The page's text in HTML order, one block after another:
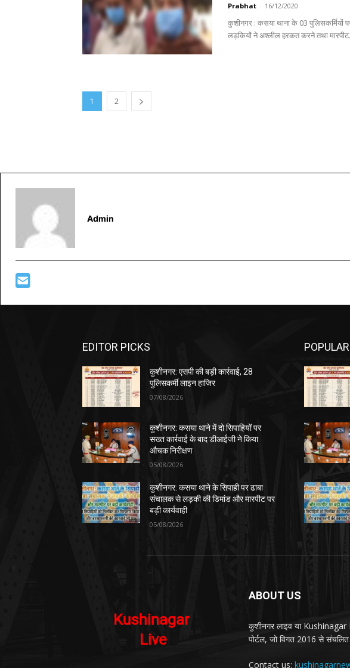
Prabhat - 16/12/2020
कुशीनगर : कसया थाना के 03
लड़कियों ने अश्लील हरकत करने तथा
1 2
Admin
EDITOR PICKS
कुशीनगर: एसपी की बड़ी कार्रवाई, 28
पुलिसकर्मी लाइन हाजिर
07/08/2026
कुशीनगर: कसया थाने में दो सिपाहियों पर
सख्त कार्रवाई के बाद डीआईजी ने किया
औचक निरीक्षण
05/08/2026
कुशीनगर: कसया थाने के सिपाही पर ढाबा
संचालक से लड़की की डिमांड और मारपीट पर
बड़ी कार्यवाही
05/08/2026
ABOUT US
कुशीनगर लाइव या
पोर्टल, जो विगत 2016 से
Contact us: